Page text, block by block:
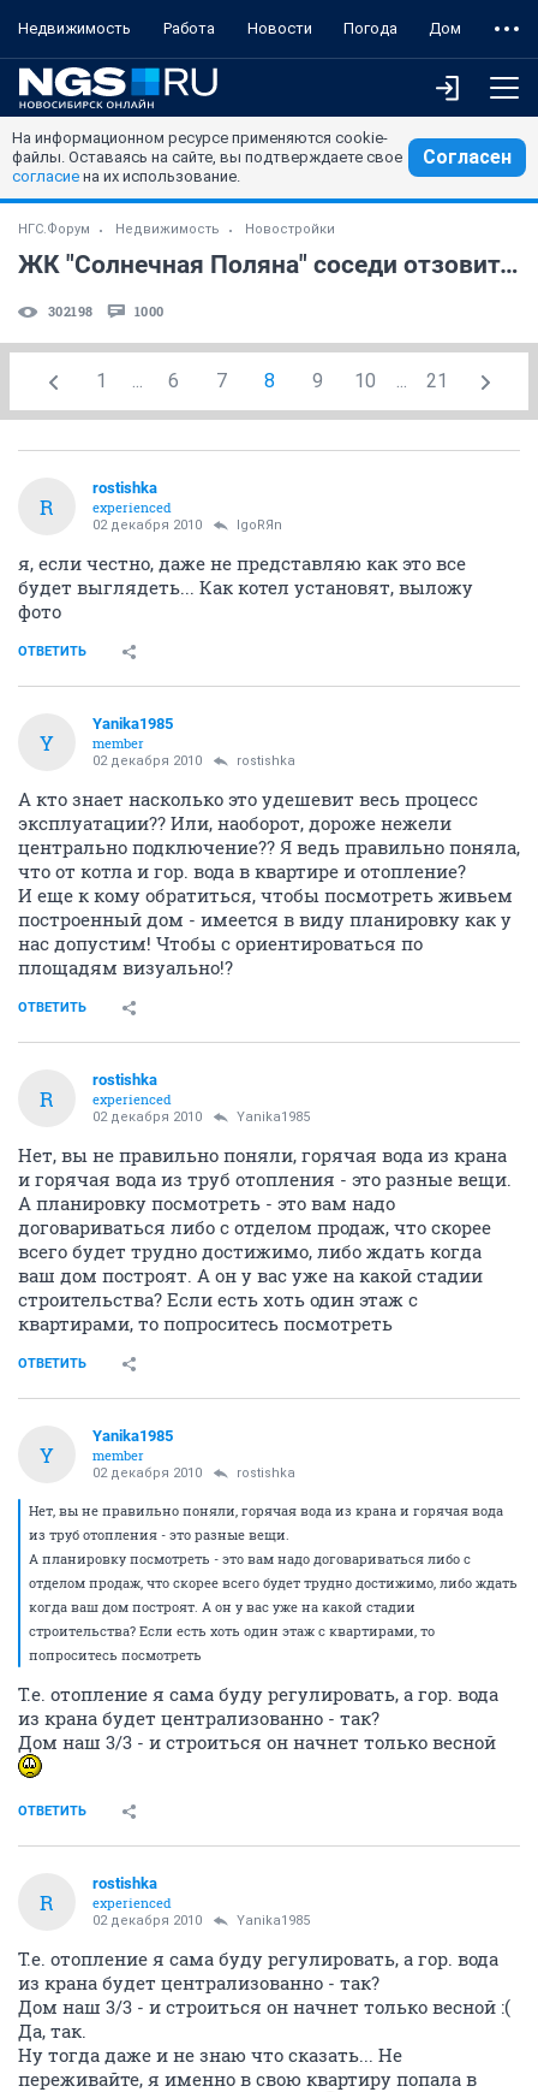
Недвижимость Работа Новости Погода Дом
На информационном ресурсе применяются cookie-
файлы. Оставаясь на сайте, вы подтверждаете свое
согласие на их использование.
Согласен
НГС.Форум Недвижимость Новостройки
ЖК "Солнечная Поляна" соседи отзовитесь
302198 1000
1 ... 6 7 8 9 10 ... 21
R
rostishka
experienced
02 декабря 2010 IgoRЯn
я, если честно, даже не представляю как это все
будет выглядеть... Как котел установят, выложу
фото
ОТВЕТИТЬ
Y
Yanika1985
member
02 декабря 2010 rostishka
А кто знает насколько это удешевит весь процесс
эксплуатации?? Или, наоборот, дороже нежели
центрально подключение?? Я ведь правильно поняла,
что от котла и гор. вода в квартире и отопление?
И еще к кому обратиться, чтобы посмотреть живьем
построенный дом - имеется в виду планировку как у
нас допустим! Чтобы с ориентироваться по
площадям визуально!?
ОТВЕТИТЬ
R
rostishka
experienced
02 декабря 2010 Yanika1985
Нет, вы не правильно поняли, горячая вода из крана
и горячая вода из труб отопления - это разные вещи.
А планировку посмотреть - это вам надо
договариваться либо с отделом продаж, что скорее
всего будет трудно достижимо, либо ждать когда
ваш дом построят. А он у вас уже на какой стадии
строительства? Если есть хоть один этаж с
квартирами, то попроситесь посмотреть
ОТВЕТИТЬ
Y
Yanika1985
member
02 декабря 2010 rostishka
Нет, вы не правильно поняли, горячая вода из крана и горячая вода
из труб отопления - это разные вещи.
А планировку посмотреть - это вам надо договариваться либо с
отделом продаж, что скорее всего будет трудно достижимо, либо ждать
когда ваш дом построят. А он у вас уже на какой стадии
строительства? Если есть хоть один этаж с квартирами, то
попроситесь посмотреть
Т.е. отопление я сама буду регулировать, а гор. вода
из крана будет централизованно - так?
Дом наш 3/3 - и строиться он начнет только весной
ОТВЕТИТЬ
R
rostishka
experienced
02 декабря 2010 Yanika1985
Т.е. отопление я сама буду регулировать, а гор. вода
из крана будет централизованно - так?
Дом наш 3/3 - и строиться он начнет только весной :(
Да, так.
Ну тогда даже и не знаю что сказать... Не
переживайте, я именно в свою квартиру попала в